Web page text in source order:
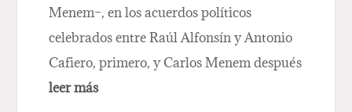
Menem–, en los acuerdos políticos
celebrados entre Raúl Alfonsín y Antonio
Cafiero, primero, y Carlos Menem después
leer más